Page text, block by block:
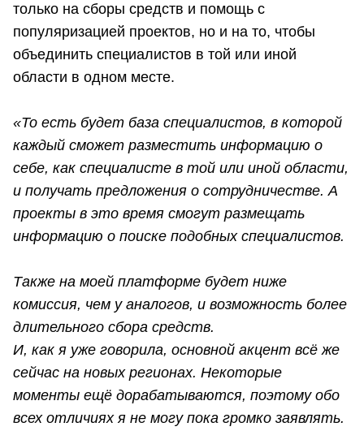
только на сборы средств и помощь с
популяризацией проектов, но и на то, чтобы
объединить специалистов в той или иной
области в одном месте.
«То есть будет база специалистов, в которой
каждый сможет разместить информацию о
себе, как специалисте в той или иной области,
и получать предложения о сотрудничестве. А
проекты в это время смогут размещать
информацию о поиске подобных специалистов.
Также на моей платформе будет ниже
комиссия, чем у аналогов, и возможность более
длительного сбора средств.
И, как я уже говорила, основной акцент всё же
сейчас на новых регионах. Некоторые
моменты ещё дорабатываются, поэтому обо
всех отличиях я не могу пока громко заявлять.